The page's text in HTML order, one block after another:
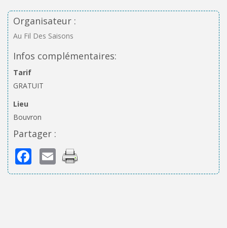
Organisateur :
Au Fil Des Saisons
Infos complémentaires:
Tarif
GRATUIT
Lieu
Bouvron
Partager :
Facebook
Email